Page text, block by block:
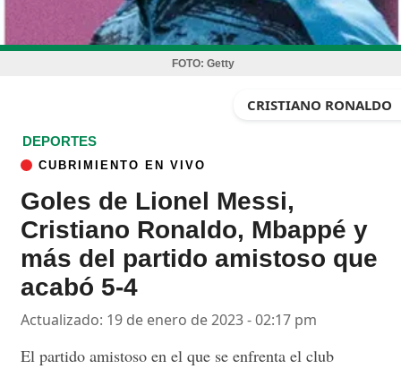
FOTO: Getty
CRISTIANO RONALDO
DEPORTES
CUBRIMIENTO EN VIVO
Goles de Lionel Messi,
Cristiano Ronaldo, Mbappé y
más del partido amistoso que
acabó 5-4
Actualizado: 19 de enero de 2023 - 02:17 pm
El partido amistoso en el que se enfrenta el club